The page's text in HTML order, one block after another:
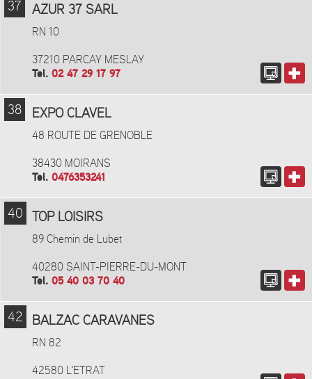
37 AZUR 37 SARL
RN 10
37210 PARCAY MESLAY
Tel. 02 47 29 17 97
38 EXPO CLAVEL
48 ROUTE DE GRENOBLE
38430 MOIRANS
Tel. 0476353241
40 TOP LOISIRS
89 Chemin de Lubet
40280 SAINT-PIERRE-DU-MONT
Tel. 05 40 03 70 40
42 BALZAC CARAVANES
RN 82
42580 L'ETRAT